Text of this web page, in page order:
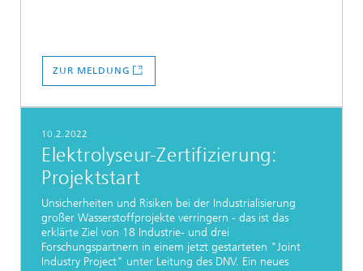
ZUR MELDUNG
10.2.2022
Elektrolyseur-Zertifizierung:
Projektstart
Unsicherheiten und Risiken bei der Industrialisierung
großer Wasserstoffprojekte verringern - das ist das
erklärte Ziel von 18 Industrie- und drei
Forschungspartnern in einem jetzt gestarteten "Joint
Industry Project" unter Leitung des DNV. Ein neues